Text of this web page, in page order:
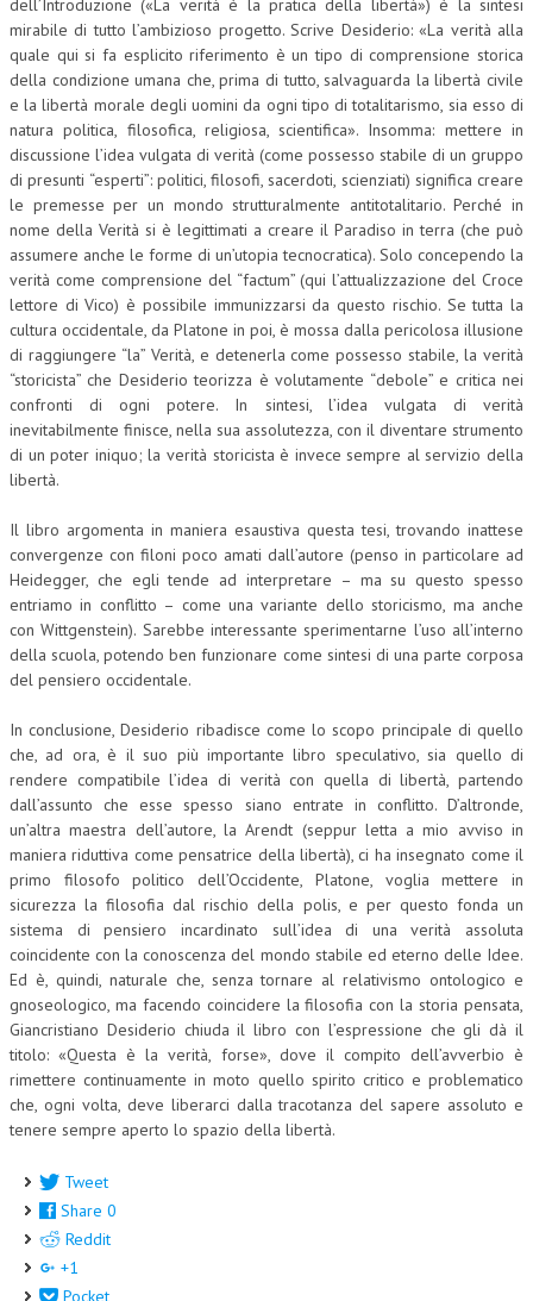
CRIMINOLOGIA E CRIMINALISTICA
SICUREZZA SUL LAVORO
DIRITTO TRIBUTARIO
FISCALITÀ INTERNAZIONALE
TAX RISK MANAGEMENT
CRIMINOLOGIA TRIBUTARIA
CFC E PARADISI FISCALI
TRANSFER PRICING
PRASSI
GIURISPRUDENZA
EUROPEA
COSTITUZIONALE
CIVILE
PENALE
NEWS
ARCHIVIO EVENTI (FINO AL 2022)
CORSI ENTI TERZI
PUBBLICAZIONI
BOLLETTINO FINANZIAMENTI
TELEGRAM
DOCUMENTI
TESI DI LAUREA
MATERIALE DIDATTICO
dell’Introduzione («La verità è la pratica della libertà») è la sintesi
mirabile di tutto l’ambizioso progetto. Scrive Desiderio: «La verità alla
quale qui si fa esplicito riferimento è un tipo di comprensione storica
della condizione umana che, prima di tutto, salvaguarda la libertà civile
e la libertà morale degli uomini da ogni tipo di totalitarismo, sia esso di
natura politica, filosofica, religiosa, scientifica». Insomma: mettere in
discussione l’idea vulgata di verità (come possesso stabile di un gruppo
di presunti “esperti”: politici, filosofi, sacerdoti, scienziati) significa creare
le premesse per un mondo strutturalmente antitotalitario. Perché in
nome della Verità si è legittimati a creare il Paradiso in terra (che può
assumere anche le forme di un’utopia tecnocratica). Solo concependo la
verità come comprensione del “factum” (qui l’attualizzazione del Croce
lettore di Vico) è possibile immunizzarsi da questo rischio. Se tutta la
cultura occidentale, da Platone in poi, è mossa dalla pericolosa illusione
di raggiungere “la” Verità, e detenerla come possesso stabile, la verità
“storicista” che Desiderio teorizza è volutamente “debole” e critica nei
confronti di ogni potere. In sintesi, l’idea vulgata di verità
inevitabilmente finisce, nella sua assolutezza, con il diventare strumento
di un poter iniquo; la verità storicista è invece sempre al servizio della
libertà.
Il libro argomenta in maniera esaustiva questa tesi, trovando inattese
convergenze con filoni poco amati dall’autore (penso in particolare ad
Heidegger, che egli tende ad interpretare – ma su questo spesso
entriamo in conflitto – come una variante dello storicismo, ma anche
con Wittgenstein). Sarebbe interessante sperimentarne l’uso all’interno
della scuola, potendo ben funzionare come sintesi di una parte corposa
del pensiero occidentale.
In conclusione, Desiderio ribadisce come lo scopo principale di quello
che, ad ora, è il suo più importante libro speculativo, sia quello di
rendere compatibile l’idea di verità con quella di libertà, partendo
dall’assunto che esse spesso siano entrate in conflitto. D’altronde,
un’altra maestra dell’autore, la Arendt (seppur letta a mio avviso in
maniera riduttiva come pensatrice della libertà), ci ha insegnato come il
primo filosofo politico dell’Occidente, Platone, voglia mettere in
sicurezza la filosofia dal rischio della polis, e per questo fonda un
sistema di pensiero incardinato sull’idea di una verità assoluta
coincidente con la conoscenza del mondo stabile ed eterno delle Idee.
Ed è, quindi, naturale che, senza tornare al relativismo ontologico e
gnoseologico, ma facendo coincidere la filosofia con la storia pensata,
Giancristiano Desiderio chiuda il libro con l’espressione che gli dà il
titolo: «Questa è la verità, forse», dove il compito dell’avverbio è
rimettere continuamente in moto quello spirito critico e problematico
che, ogni volta, deve liberarci dalla tracotanza del sapere assoluto e
tenere sempre aperto lo spazio della libertà.
Tweet
Share 0
Reddit
+1
Pocket